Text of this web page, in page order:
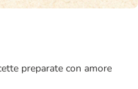
preparate con amore